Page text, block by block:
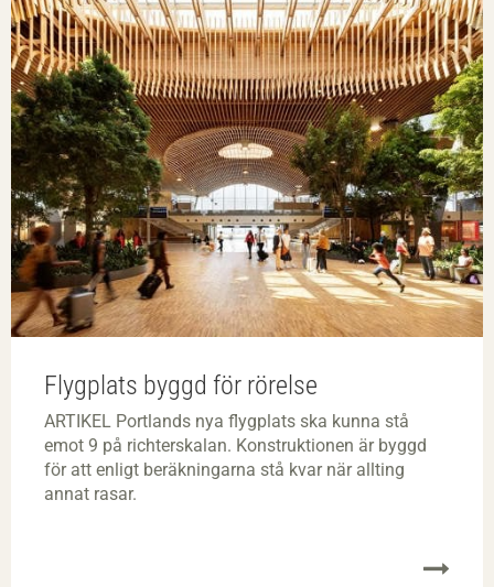
Flygplats byggd för rörelse
ARTIKEL Portlands nya flygplats ska kunna stå
emot 9 på richterskalan. Konstruktionen är byggd
för att enligt beräkningarna stå kvar när allting
annat rasar.